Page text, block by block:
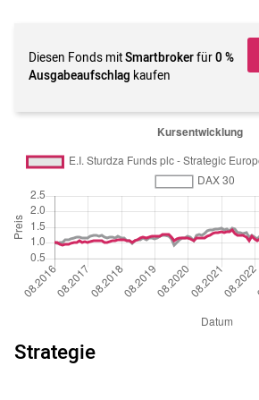
Diesen Fonds mitSmartbrokerfür0 %
Ausgabeaufschlag kaufen
Strategie